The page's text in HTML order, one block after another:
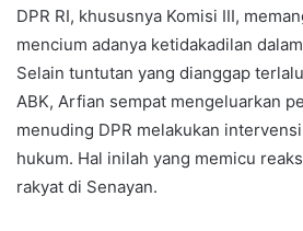
DPR RI, khususnya Komisi III,
mencium adanya ketidakadilan
Selain tuntutan yang dianggap
ABK, Arfian sempat mengeluarkan
menuding DPR melakukan
hukum. Hal inilah yang memicu
rakyat di Senayan.